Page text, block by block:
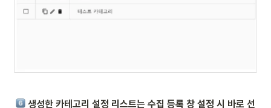
생성한 카테고리 설정 리스트는 수집 등록 창 설정 시 바로 선